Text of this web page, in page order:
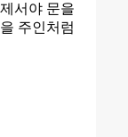
서야 문을
주인처럼